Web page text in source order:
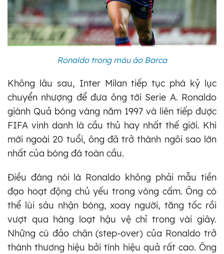
Ronaldo trong màu áo Barca
Không lâu sau, Inter Milan tiếp tục phá kỷ lục
chuyển nhượng để đưa ông tới Serie A. Ronaldo
giành Quả bóng vàng năm 1997 và liên tiếp được
FIFA vinh danh là cầu thủ hay nhất thế giới. Khi
mới ngoài 20 tuổi, ông đã trở thành ngôi sao lớn
nhất của bóng đá toàn cầu.
Điều đáng nói là Ronaldo không phải mẫu tiền
đạo hoạt động chủ yếu trong vòng cấm. Ông có
thể lùi sâu nhận bóng, xoay người, tăng tốc rồi
vượt qua hàng loạt hậu vệ chỉ trong vài giây.
Những cú đảo chân (step-over) của Ronaldo trở
thành thương hiệu bởi tính hiệu quả rất cao. Ông